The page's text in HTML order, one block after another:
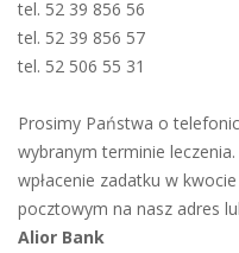
tel. 52 39 856 56
tel. 52 39 856 57
tel. 52 506 55 31
Prosimy Państwa o
wybranym terminie
wpłacenie zadatku w
pocztowym na nasz adres
Alior Bank